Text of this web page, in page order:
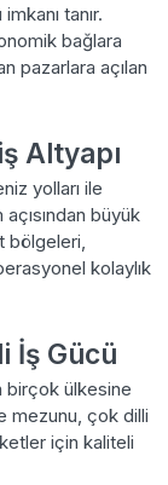
tanır.
bağlara
pazarlara açılan
Altyapı
yolları ile
büyük
bölgeleri,
kolaylık
İş Gücü
birçok ülkesine
mezunu, çok dilli
için kaliteli